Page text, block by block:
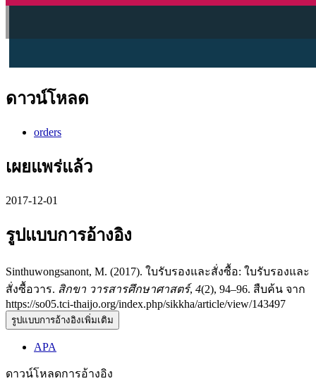
ดาวน์โหลด
orders
เผยแพร่แล้ว
2017-12-01
รูปแบบการอ้างอิง
Sinthuwongsanont, M. (2017). ใบรับรองและสั่งซื้อ: ใบรับรองและ
สั่งซื้อวาร. สิกขา วารสารศึกษาศาสตร์, 4(2), 94–96. สืบค้น จาก
https://so05.tci-thaijo.org/index.php/sikkha/article/view/143497
รูปแบบการอ้างอิงเพิ่มเติม
APA
ดาวน์โหลดการอ้างอิง